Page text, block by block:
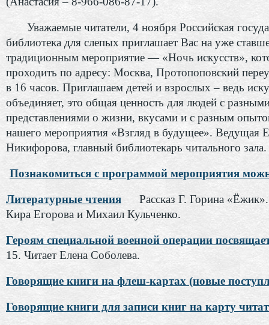
Уважаемые читатели, 4 ноября Российская
библиотека для слепых приглашает Вас на уже
традиционным мероприятие — «Ночь искусств»,
проходить по адресу: Москва, Протопоповский
в 16 часов. Приглашаем детей и взрослых – ведь
объединяет, это общая ценность для людей с
представлениями о жизни, вкусами и с разным
нашего мероприятия «Взгляд в будущее». Ведущая
Никифорова, главный библиотекарь читального зала.
Познакомиться с программой мероприятия
Литературные чтения
Рассказ Г. Горина
Кира Егорова и Михаил Кульченко.
Героям специальной военной операции
15. Читает Елена Соболева.
Говорящие книги на флеш-картах (новые
Говорящие книги для записи книг на карту